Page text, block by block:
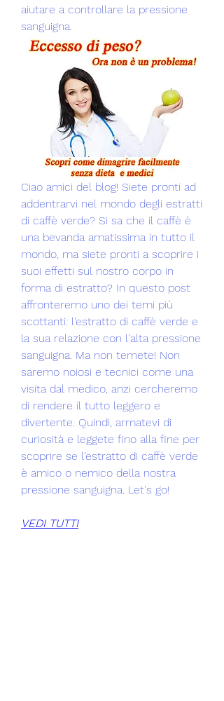
aiutare a controllare la pressione
sanguigna.
Ciao amici del blog! Siete pronti ad
addentrarvi nel mondo degli estratti
di caffè verde? Si sa che il caffè è
una bevanda amatissima in tutto il
mondo, ma siete pronti a scoprire i
suoi effetti sul nostro corpo in
forma di estratto? In questo post
affronteremo uno dei temi più
scottanti: l'estratto di caffè verde e
la sua relazione con l'alta pressione
sanguigna. Ma non temete! Non
saremo noiosi e tecnici come una
visita dal medico, anzi cercheremo
di rendere il tutto leggero e
divertente. Quindi, armatevi di
curiosità e leggete fino alla fine per
scoprire se l'estratto di caffè verde
è amico o nemico della nostra
pressione sanguigna. Let's go!
VEDI TUTTI